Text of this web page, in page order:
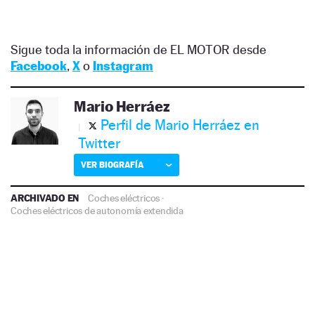
Sigue toda la información de EL MOTOR desde
Facebook, Xo Instagram
Mario Herráez
Perfil de Mario Herráez en
Twitter
VER BIOGRAFÍA
ARCHIVADO EN Coches eléctricos ·
Coches eléctricos de autonomía extendida